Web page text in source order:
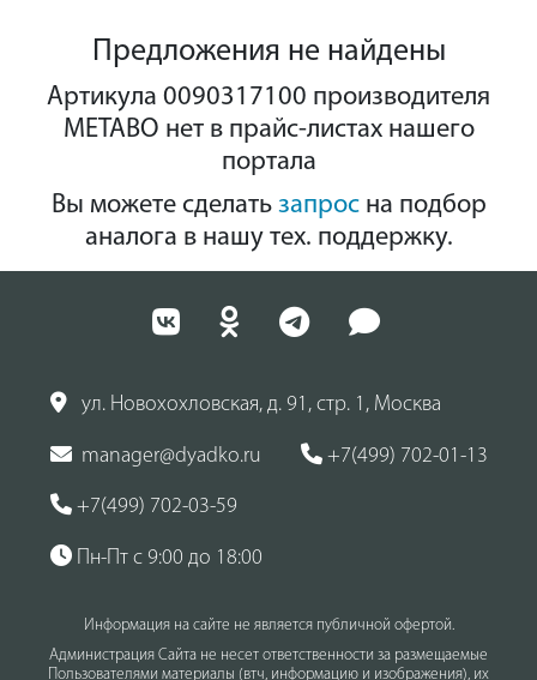
Предложения не найдены
Артикула 0090317100 производителя
METABO нет в прайс-листах нашего
портала
Вы можете сделать запросна подбор
аналога в нашу тех. поддержку.
ул. Новохохловская, д. 91, стр. 1, Москва
manager@dyadko.ru +7(499) 702-01-13
+7(499) 702-03-59
Пн-Пт с 9:00 до 18:00
Информация на сайте не является публичной офертой.
Администрация Сайта не несет ответственности за размещаемые
Пользователями материалы (втч, информацию и изображения), их